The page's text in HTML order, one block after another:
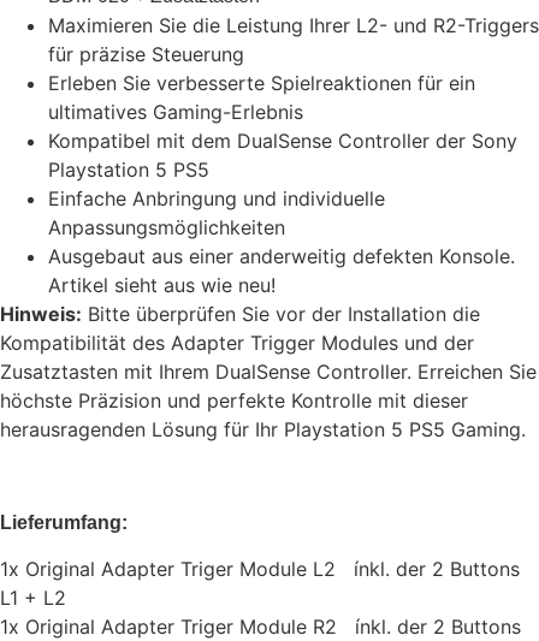
Maximieren Sie die Leistung Ihrer L2- und R2-Triggers
für präzise Steuerung
Erleben Sie verbesserte Spielreaktionen für ein
ultimatives Gaming-Erlebnis
Kompatibel mit dem DualSense Controller der Sony
Playstation 5 PS5
Einfache Anbringung und individuelle
Anpassungsmöglichkeiten
Ausgebaut aus einer anderweitig defekten Konsole.
Artikel sieht aus wie neu!
Hinweis: Bitte überprüfen Sie vor der Installation die
Kompatibilität des Adapter Trigger Modules und der
Zusatztasten mit Ihrem DualSense Controller. Erreichen Sie
höchste Präzision und perfekte Kontrolle mit dieser
herausragenden Lösung für Ihr Playstation 5 PS5 Gaming.
Lieferumfang:
1x Original Adapter Triger Module L2 ínkl. der 2 Buttons
L1 + L2
1x Original Adapter Triger Module R2 ínkl. der 2 Buttons